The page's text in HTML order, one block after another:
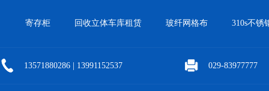
寄存柜 回收立体车库租赁 玻纤网格布 310s不锈
13571880286 | 13991152537 029-83977777